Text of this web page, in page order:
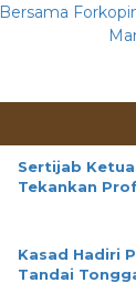
Bersama
Sertijab
Tekankan
Kasad Hadiri
Tandai